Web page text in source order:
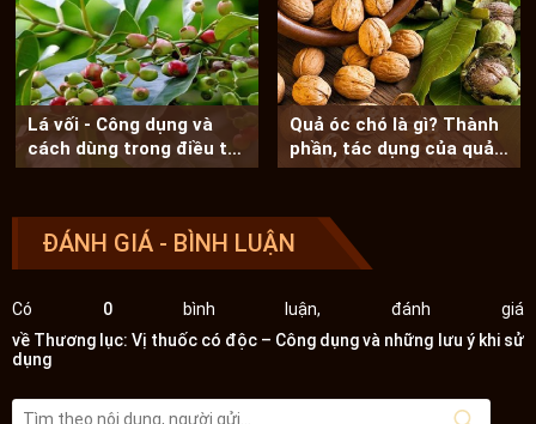
Lá vối - Công dụng và
cách dùng trong điều trị
bệnh
Quả óc chó là gì? Thành
phần, tác dụng của quả
óc chó
ĐÁNH GIÁ - BÌNH LUẬN
Có 0bình luận, đánh giá
về Thương lục: Vị thuốc có độc – Công dụng và những lưu ý khi sử
dụng